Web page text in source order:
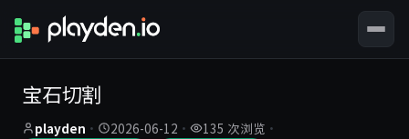
宝石切割
playden · 2026-06-12 · 135 次浏览 ·